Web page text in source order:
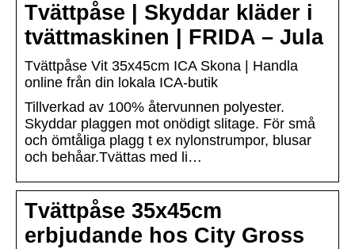
Tvättpåse | Skyddar kläder i
tvättmaskinen | FRIDA – Jula
Tvättpåse Vit 35x45cm ICA Skona | Handla
online från din lokala ICA-butik
Tillverkad av 100% återvunnen polyester.
Skyddar plaggen mot onödigt slitage. För små
och ömtåliga plagg t ex nylonstrumpor, blusar
och behåar.Tvättas med li…
Tvättpåse 35x45cm
erbjudande hos City Gross